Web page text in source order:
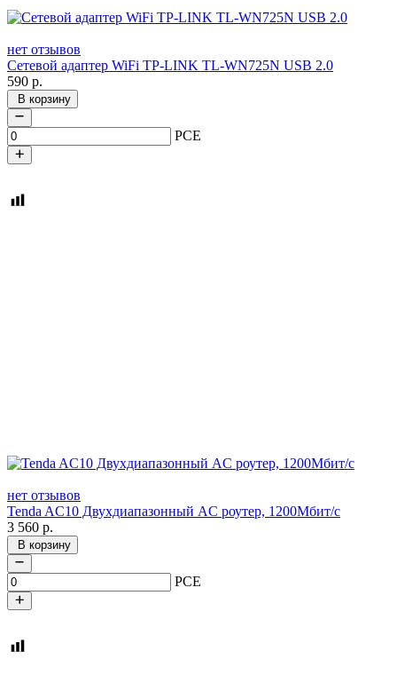
нет отзывов
Сетевой адаптер WiFi TP-LINK TL-WN725N USB 2.0
590 р.
В корзину
PCE
нет отзывов
Tenda AC10 Двухдиапазонный AC роутер, 1200Мбит/с
3 560 р.
В корзину
PCE